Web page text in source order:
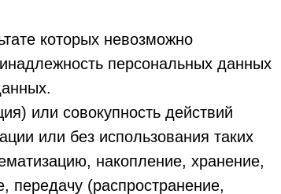
которых невозможно
персональных данных
или совокупность действий
или без использования таких
накопление, хранение,
передачу (распространение,